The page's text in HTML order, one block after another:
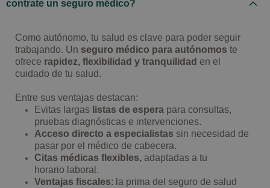
contrate un seguro médico?
Como autónomo, tu salud es clave para poder seguir
trabajando. Un seguro médico para autónomos te
ofrece rapidez, flexibilidad y tranquilidad en el
cuidado de tu salud.
Entre sus ventajas destacan:
Evitas largas listas de espera para consultas,
pruebas diagnósticas e intervenciones.
Acceso directo a especialistas sin necesidad de
pasar por el médico de cabecera.
Citas médicas flexibles, adaptadas a tu
horario laboral.
Ventajas fiscales: la prima del seguro de salud